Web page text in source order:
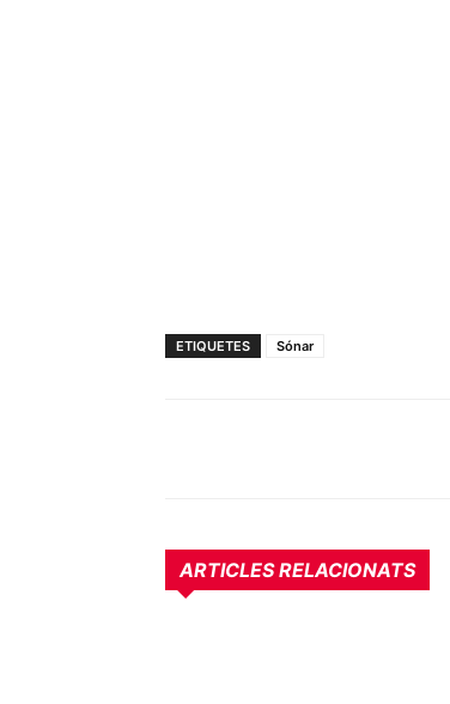
ETIQUETES Sónar
ARTICLES RELACIONATS